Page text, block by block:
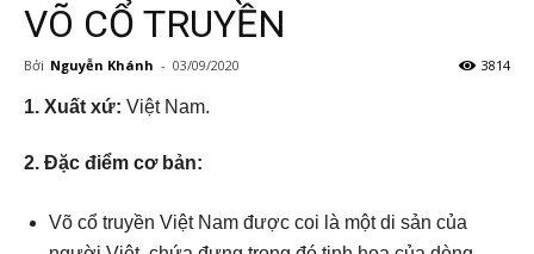
VÕ CỔ TRUYỀN
Bởi Nguyễn Khánh - 03/09/2020 3814
1. Xuất xứ: Việt Nam.
2. Đặc điểm cơ bản:
Võ cổ truyền Việt Nam được coi là một di sản của